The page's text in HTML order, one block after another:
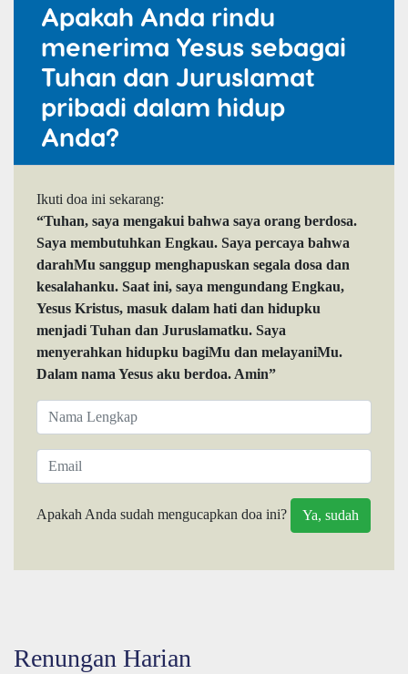
Apakah Anda rindu
menerima Yesus sebagai
Tuhan dan Juruslamat
pribadi dalam hidup
Anda?
Ikuti doa ini sekarang:
“Tuhan, saya mengakui bahwa saya orang berdosa.
Saya membutuhkan Engkau. Saya percaya bahwa
darahMu sanggup menghapuskan segala dosa dan
kesalahanku. Saat ini, saya mengundang Engkau,
Yesus Kristus, masuk dalam hati dan hidupku
menjadi Tuhan dan Juruslamatku. Saya
menyerahkan hidupku bagiMu dan melayaniMu.
Dalam nama Yesus aku berdoa. Amin”
Apakah Anda sudah mengucapkan doa ini?
Renungan Harian